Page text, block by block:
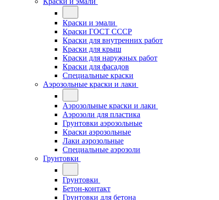
Краски и эмали
Краски ГОСТ СССР
Краски для внутренних работ
Краски для крыш
Краски для наружных работ
Краски для фасадов
Специальные краски
Аэрозольные краски и лаки
Аэрозольные краски и лаки
Аэрозоли для пластика
Грунтовки аэрозольные
Краски аэрозольные
Лаки аэрозольные
Специальные аэрозоли
Грунтовки
Грунтовки
Бетон-контакт
Грунтовки для бетона